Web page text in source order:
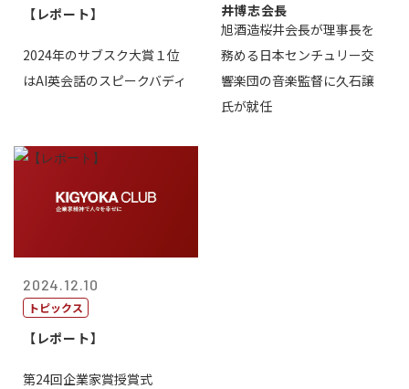
【レポート】
2024年のサブスク大賞１位
はAI英会話のスピークバディ
井博志会長
旭酒造桜井会長が理事長を
務める日本センチュリー交
響楽団の音楽監督に久石譲
氏が就任
2024.12.10
トピックス
【レポート】
第24回企業家賞授賞式